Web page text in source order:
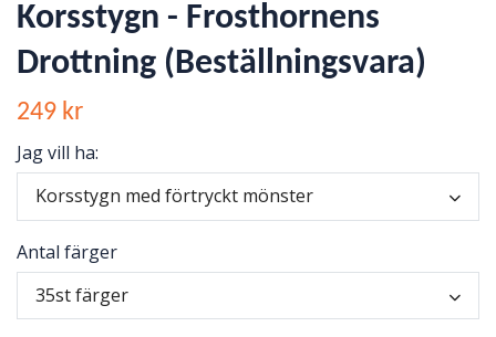
Korsstygn - Frosthornens
Drottning (Beställningsvara)
249 kr
Jag vill ha:
Korsstygn med förtryckt mönster
Antal färger
35st färger